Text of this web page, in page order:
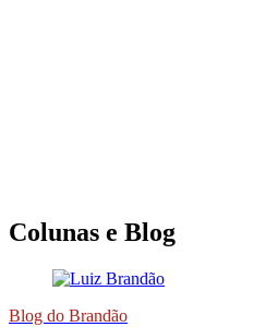
Colunas e Blog
Blog do Brandão